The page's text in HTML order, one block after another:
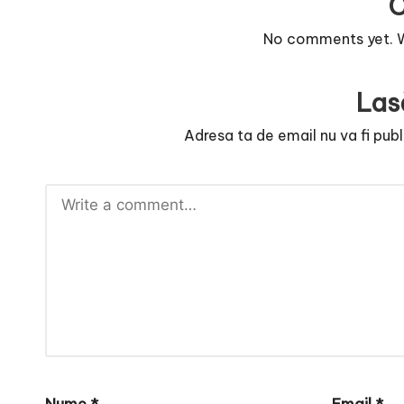
No comments yet.
Adresa ta de email nu va fi